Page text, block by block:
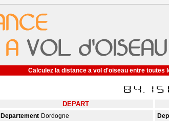
Calculez la distance a vol d'oiseau entre toutes
DEPART
Departement Dordogne